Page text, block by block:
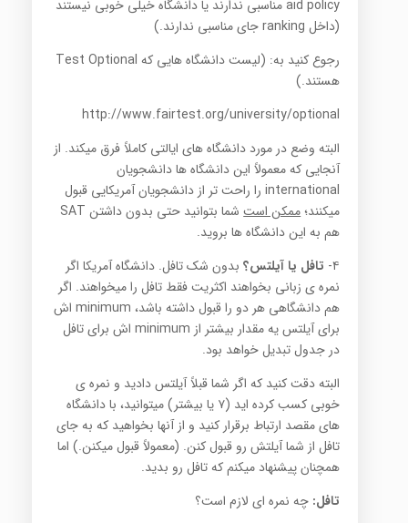
aid policy مناسبی ندارند یا دانشگاه خیلی خوبی نیستند
(داخل ranking جای مناسبی ندارند.)
رجوع کنید به: (لیست دانشگاه هایی که Test Optional
هستند.)
http://www.fairtest.org/university/optional
البته وضع در مورد دانشگاه های ایالتی کاملاً فرق میکند. از
آنجایی که معمولاً این دانشگاه ها دانشجویان
international را راحت تر از دانشجویان آمریکایی قبول
میکنند؛ممکن است
شما بتوانید حتی بدون داشتن SAT
هم به این دانشگاه ها بروید.
۴- تافل یا آیلتس؟بدون شک تافل. دانشگاه آمریکا اگر
نمره ی زبانی بخواهند اکثریت فقط تافل را میخواهند. اگر
هم دانشگاهی هر دو را قبول داشته باشد، minimum اش
برای آیلتس یه مقدار بیشتر از minimum اش برای تافل
در جدول تبدیل خواهد بود.
البته دقت کنید که اگر شما قبلاً آیلتس دادید و نمره ی
خوبی کسب کرده اید (۷ یا بیشتر) میتوانید، با دانشگاه
های مقصد ارتباط برقرار کنید و از آنها بخواهید که به جای
تافل از شما آیلتش رو قبول کنن. (معمولاً قبول میکنن.) اما
همچنان پیشنهاد میکنم که تافل رو بدید.
تافل: چه نمره ای لازم است؟